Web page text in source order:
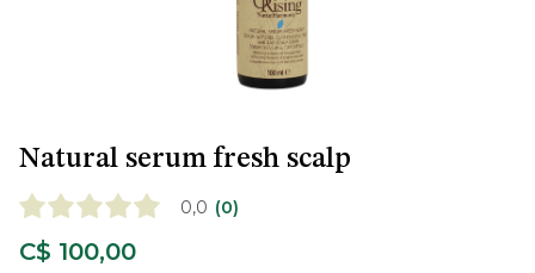
Natural serum fresh scalp
0,0 (0)
C$ 100,00